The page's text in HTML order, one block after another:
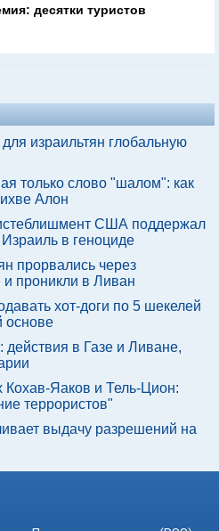
десятки туристов
израильтян глобальную
только слово "шалом": как
Алон
США поддержал
в геноциде
прорвались через
и проникли в Ливан
хот-доги по 5 шекелей
основе
в Газе и Ливане,
Кохав-Яаков и Тель-Цион:
террористов"
выдачу разрешений на